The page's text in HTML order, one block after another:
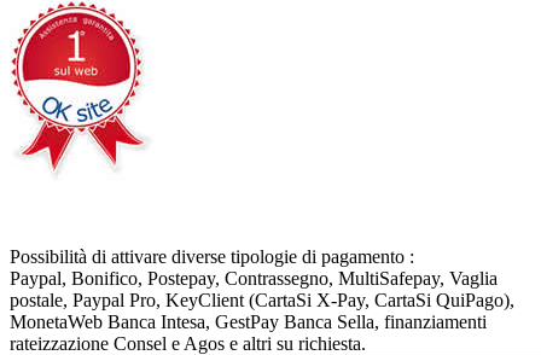
Possibilità di attivare diverse tipologie di pagamento :
Paypal, Bonifico, Postepay, Contrassegno, MultiSafepay, Vaglia
postale, Paypal Pro, KeyClient (CartaSi X-Pay, CartaSi QuiPago),
MonetaWeb Banca Intesa, GestPay Banca Sella, finanziamenti
rateizzazione Consel e Agos e altri su richiesta.